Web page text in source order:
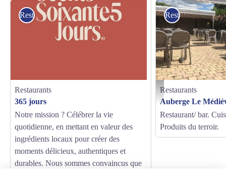
Restaurants
Restaurants
365 jours
Notre mission ? Célébrer la vie
quotidienne, en mettant en valeur des
ingrédients locaux pour créer des
moments délicieux, authentiques et
durables. Nous sommes convaincus que
@Lemedieval
Restaurants
Restaurants
Auberge Le
Restaurant/ bar.
Produits du terroir.